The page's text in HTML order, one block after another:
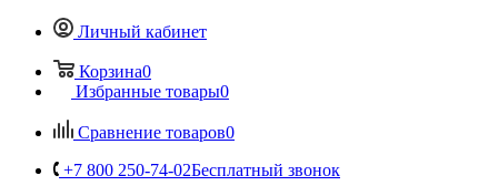
Личный кабинет
Корзина0
Избранные товары0
Сравнение товаров0
+7 800 250-74-02Бесплатный звонок